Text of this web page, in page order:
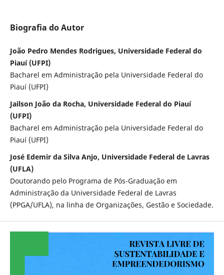
Biografia do Autor
João Pedro Mendes Rodrigues, Universidade Federal do
Piauí (UFPI)
Bacharel em Administração pela Universidade Federal do
Piauí (UFPI)
Jailson João da Rocha, Universidade Federal do Piauí
(UFPI)
Bacharel em Administração pela Universidade Federal do
Piauí (UFPI)
José Edemir da Silva Anjo, Universidade Federal de Lavras
(UFLA)
Doutorando pelo Programa de Pós-Graduação em
Administração da Universidade Federal de Lavras
(PPGA/UFLA), na linha de Organizações, Gestão e Sociedade.